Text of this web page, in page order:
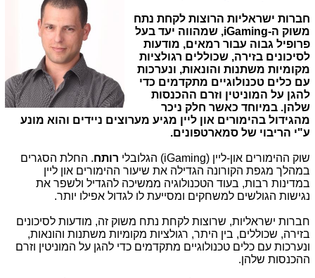
חברות ישראליות הרוצות לקחת נתח
משוק ה-iGaming, שמהווה יעד בעל
פרופיל גבוה עבור רמאים, מודעות
לסיכונים בזירה, שכוללים רגולציות
מקומיות משתנות והונאות, ונערכות
עם כלים טכנולוגיים מתקדמים כדי
להגן על המוניטין וזרם ההכנסות
שלהן. במיוחד כאשר חלק ניכר
מהגידול בהימורים און ליין מגיע מערוצים ניידים והוא מונע
ע"י הריבוי של סמארטפונים.
שוק ההימורים און-ליין (iGaming) הגלובלי רותח. החלת הסגרים
במהלך מגפת הקורונה הגדילה את שיעור ההימורים און ליין
במדינות רבות, בעוד הטכנולוגיה ממשיכה להגדיל ולשפר את
נגישות הגולשים למשחקים ומסייעת לו לגדול אפילו יותר.
חברות ישראליות, שרוצות לקחת נתח משוק זה, מודעות לסיכונים
בזירה, שכוללים, בין היתר, רגולציות מקומיות משתנות והונאות,
ונערכות עם כלים טכנולוגיים מתקדמים כדי להגן על המוניטין וזרם
ההכנסות שלהן.